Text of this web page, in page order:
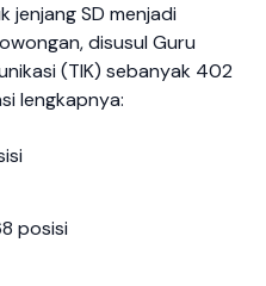
jenjang SD menjadi
disusul Guru
(TIK) sebanyak 402
lengkapnya:
posisi